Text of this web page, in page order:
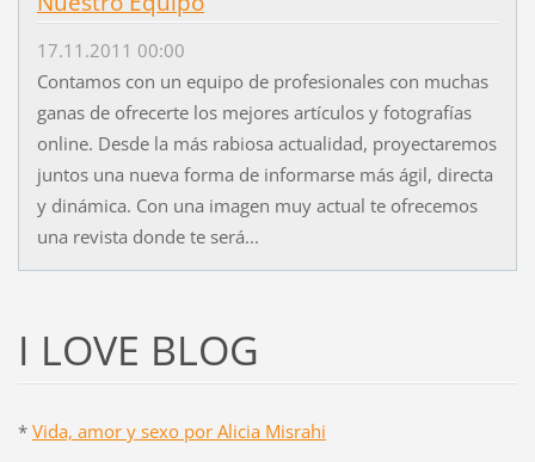
17.11.2011 00:00
Contamos con un equipo de profesionales con muchas
ganas de ofrecerte los mejores artículos y fotografías
online. Desde la más rabiosa actualidad, proyectaremos
juntos una nueva forma de informarse más ágil, directa
y dinámica. Con una imagen muy actual te ofrecemos
una revista donde te será...
I LOVE BLOG
* Vida, amor y sexo por Alicia Misrahi